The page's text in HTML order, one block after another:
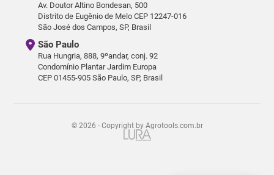
São Paulo
Rua Hungria, 888, 9ºandar, conj. 92
Condomínio Plantar Jardim Europa
CEP 01455-905 São Paulo, SP, Brasil
Av. Doutor Altino Bondesan, 500
Distrito de Eugênio de Melo CEP 12247-016
São José dos Campos, SP, Brasil
© 2026 - Copyright by Agrotools.com.br